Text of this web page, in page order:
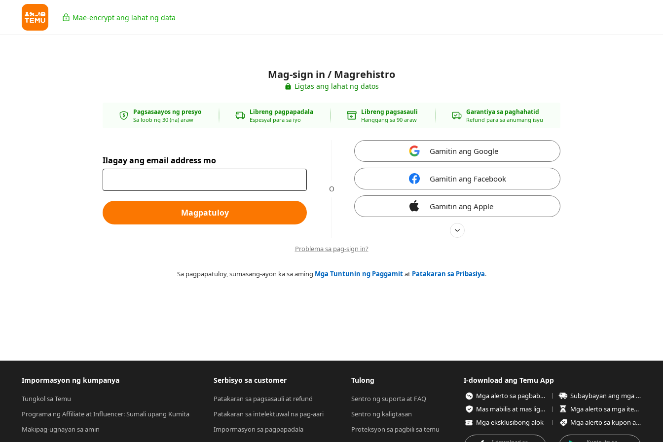
Mae-encrypt ang lahat ng data
Mag-sign in / Magrehistro
Ligtas ang lahat ng datos
Pagsasaayos ng presyo
Sa loob ng 30 (na) araw
Libreng pagpapadala
Espesyal para sa iyo
Libreng pagsasauli
Hanggang sa 90 araw
Garantiya sa paghahatid
Refund para sa anumang isyu
Ilagay ang email address mo
Magpatuloy
O
Gamitin ang Google
Gamitin ang Facebook
Gamitin ang Apple
Problema sa pag-sign in?
Sa pagpapatuloy, sumasang-ayon ka sa aming Mga Tuntunin ng Paggamitat Patakaran sa Pribasiya.
Impormasyon ng kumpanya
Tungkol sa Temu
Programa ng Affiliate at Influencer: Sumali upang Kumita
Makipag-ugnayan sa amin
Serbisyo sa customer
Patakaran sa pagsasauli at refund
Patakaran sa intelektuwal na pag-aari
Impormasyon sa pagpapadala
Tulong
Sentro ng suporta at FAQ
Sentro ng kaligtasan
Proteksyon sa pagbili sa temu
I-download ang Temu App
Mga alerto sa pagbaba ng presyo
Subaybayan ang mga order anumang oras
Mas mabilis at mas ligtas na pag-checkout
Mga alerto sa mga item na kaunting stock
Mga eksklusibong alok
Mga alerto sa kupon at alok